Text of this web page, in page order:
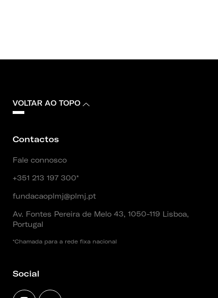
VOLTAR AO TOPO
Contactos
Fale connosco
+351 213 197 300*
fundacaoplmj@plmj.pt
Av. Fontes Pereira de Melo 43, 1050-119 Lisboa,
Portugal
*Chamada para a rede fixa nacional
Social